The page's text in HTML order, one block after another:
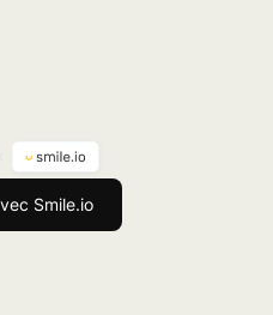
Smile.io